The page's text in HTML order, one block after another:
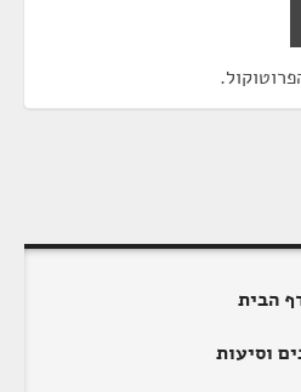
הבית
וסיעות